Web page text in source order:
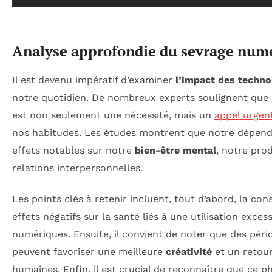
Analyse approfondie du sevrage
Il est devenu impératif d’examiner l’impact des
notre quotidien. De nombreux experts soulignent
est non seulement une nécessité, mais un appel
nos habitudes. Les études montrent que notre
effets notables sur notre bien-être mental, notre
relations interpersonnelles.
Les points clés à retenir incluent, tout d’abord, la
effets négatifs sur la santé liés à une utilisation
numériques. Ensuite, il convient de noter que des
peuvent favoriser une meilleure créativité et un
humaines. Enfin, il est crucial de reconnaître que ce